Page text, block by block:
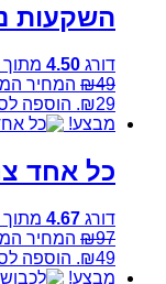
השקעות
דורג 4.50 מתוך 5
₪49 המחיר
₪29. הוספה
מבצע!
כל אחד
דורג 4.67 מתוך 5
₪97 המחיר
₪49. הוספה
מבצע!